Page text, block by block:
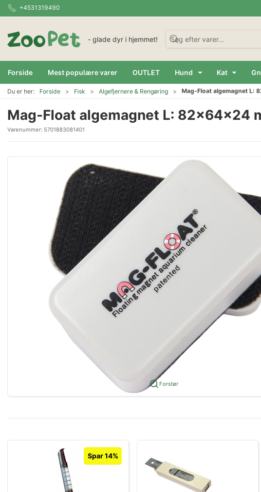
+4531319490
- glade dyr i hjemmet!
Forside Mest populære varer OUTLET Hund Kat
Du er her: Forside Fisk Algefjernere & Rengøring Mag-Float algemagnet L:
Mag-Float algemagnet L: 82x64x24
Varenummer: 5701883081401
Forstør
Spar 14%